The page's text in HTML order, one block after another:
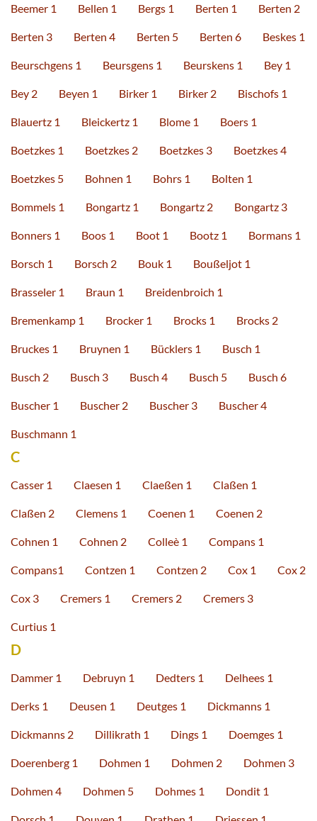
Beemer 1 Bellen 1 Bergs 1 Berten 1 Berten 2
Berten 3 Berten 4 Berten 5 Berten 6 Beskes 1
Beurschgens 1 Beursgens 1 Beurskens 1 Bey 1
Bey 2 Beyen 1 Birker 1 Birker 2 Bischofs 1
Blauertz 1 Bleickertz 1 Blome 1 Boers 1
Boetzkes 1 Boetzkes 2 Boetzkes 3 Boetzkes 4
Boetzkes 5 Bohnen 1 Bohrs 1 Bolten 1
Bommels 1 Bongartz 1 Bongartz 2 Bongartz 3
Bonners 1 Boos 1 Boot 1 Bootz 1 Bormans 1
Borsch 1 Borsch 2 Bouk 1 Boußeljot 1
Brasseler 1 Braun 1 Breidenbroich 1
Bremenkamp 1 Brocker 1 Brocks 1 Brocks 2
Bruckes 1 Bruynen 1 Bücklers 1 Busch 1
Busch 2 Busch 3 Busch 4 Busch 5 Busch 6
Buscher 1 Buscher 2 Buscher 3 Buscher 4
Buschmann 1
C
Casser 1 Claesen 1 Claeßen 1 Claßen 1
Claßen 2 Clemens 1 Coenen 1 Coenen 2
Cohnen 1 Cohnen 2 Colleè 1 Compans 1
Compans1 Contzen 1 Contzen 2 Cox 1 Cox 2
Cox 3 Cremers 1 Cremers 2 Cremers 3
Curtius 1
D
Dammer 1 Debruyn 1 Dedters 1 Delhees 1
Derks 1 Deusen 1 Deutges 1 Dickmanns 1
Dickmanns 2 Dillikrath 1 Dings 1 Doemges 1
Doerenberg 1 Dohmen 1 Dohmen 2 Dohmen 3
Dohmen 4 Dohmen 5 Dohmes 1 Dondit 1